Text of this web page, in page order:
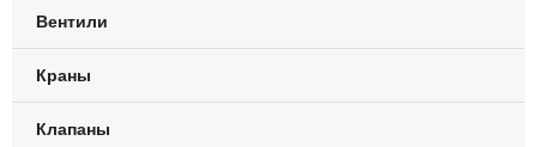
Вентили
Краны
Клапаны